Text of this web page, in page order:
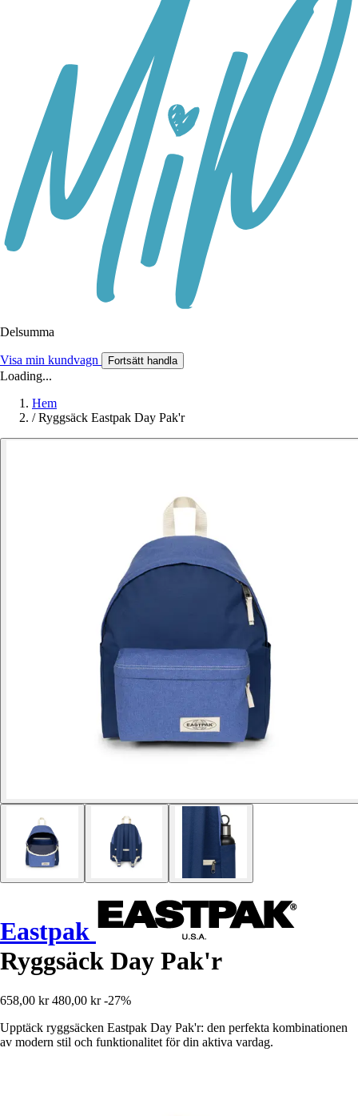
Delsumma
Visa min kundvagn Fortsätt handla
Loading...
Hem
/ Ryggsäck Eastpak Day Pak'r
Eastpak
Ryggsäck Day Pak'r
658,00 kr 480,00 kr -27%
Upptäck ryggsäcken Eastpak Day Pak'r: den perfekta kombinationen
av modern stil och funktionalitet för din aktiva vardag.